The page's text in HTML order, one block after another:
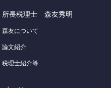
所長税理士 森友秀明
森友について
論文紹介
税理士紹介等